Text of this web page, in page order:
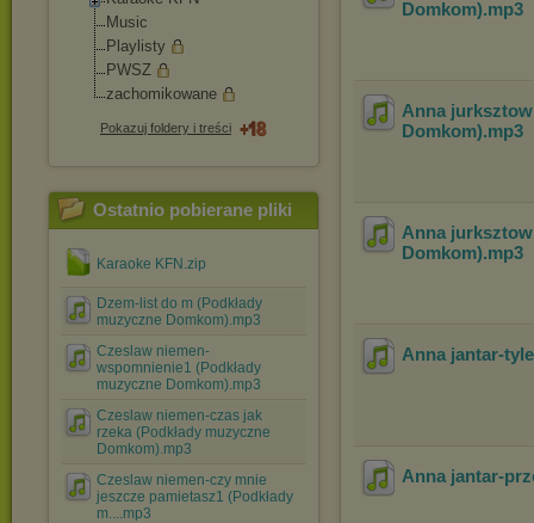
Music
Playlisty
PWSZ
zachomikowane
Pokazuj foldery i treści
Ostatnio pobierane pliki
Karaoke KFN.zip
Dzem-list do m (Podkłady
muzyczne Domkom).mp3
Czeslaw niemen-
wspomnienie1 (Podkłady
muzyczne Domkom).mp3
Czeslaw niemen-czas jak
rzeka (Podkłady muzyczne
Domkom).mp3
Czeslaw niemen-czy mnie
jeszcze pamietasz1 (Podkłady
m....mp3
Domkom).mp3
Anna
Domkom).mp3
Anna
Domkom).mp3
Anna jantar-
Anna jantar-